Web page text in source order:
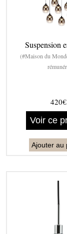
Suspension
(#Maison du
420€
Voir ce
Ajouter au